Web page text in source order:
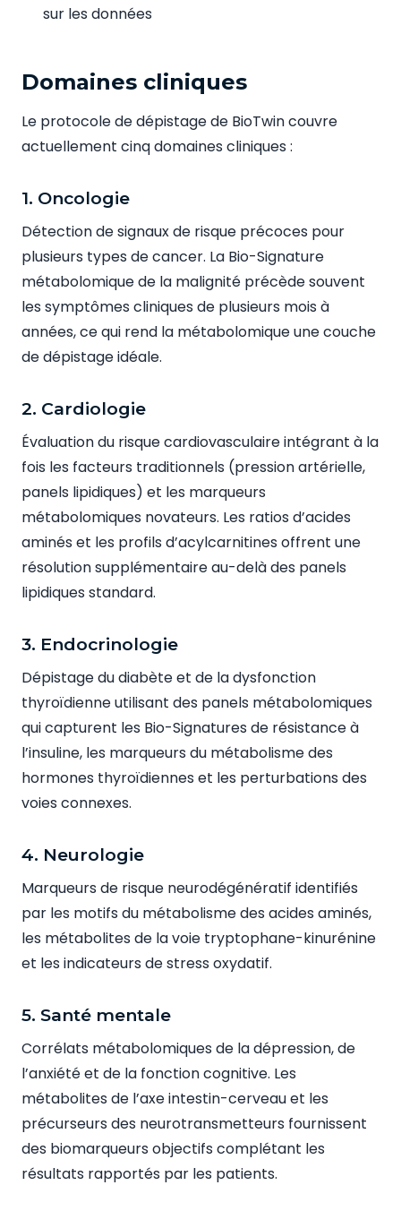
sur les données
Domaines cliniques
Le protocole de dépistage de BioTwin couvre
actuellement cinq domaines cliniques :
1. Oncologie
Détection de signaux de risque précoces pour
plusieurs types de cancer. La Bio-Signature
métabolomique de la malignité précède souvent
les symptômes cliniques de plusieurs mois à
années, ce qui rend la métabolomique une couche
de dépistage idéale.
2. Cardiologie
Évaluation du risque cardiovasculaire intégrant à la
fois les facteurs traditionnels (pression artérielle,
panels lipidiques) et les marqueurs
métabolomiques novateurs. Les ratios d’acides
aminés et les profils d’acylcarnitines offrent une
résolution supplémentaire au-delà des panels
lipidiques standard.
3. Endocrinologie
Dépistage du diabète et de la dysfonction
thyroïdienne utilisant des panels métabolomiques
qui capturent les Bio-Signatures de résistance à
l’insuline, les marqueurs du métabolisme des
hormones thyroïdiennes et les perturbations des
voies connexes.
4. Neurologie
Marqueurs de risque neurodégénératif identifiés
par les motifs du métabolisme des acides aminés,
les métabolites de la voie tryptophane-kinurénine
et les indicateurs de stress oxydatif.
5. Santé mentale
Corrélats métabolomiques de la dépression, de
l’anxiété et de la fonction cognitive. Les
métabolites de l’axe intestin-cerveau et les
précurseurs des neurotransmetteurs fournissent
des biomarqueurs objectifs complétant les
résultats rapportés par les patients.